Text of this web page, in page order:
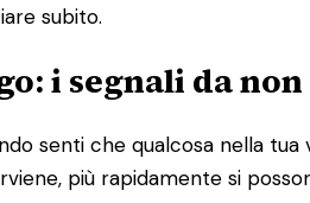
subito.
i segnali da
senti che qualcosa nella
più rapidamente si